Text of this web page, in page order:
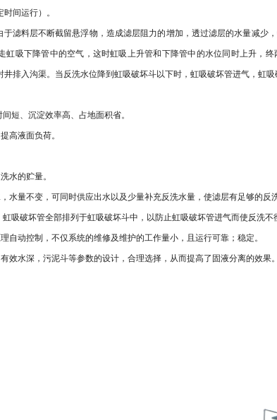
间运行）。
于滤料层不断截留悬浮物，造成滤层阻力的增加，透过滤层的水量减少
虹吸下降管中的空气，这时虹吸上升管和下降管中的水位同时上升，
排入沟渠。当反洗水位降到虹吸破坏斗以下时，虹吸破坏管进气，虹吸
短、沉淀效率高、占地面积省。
高液面负荷。
水的贮量。
水量不变，可同时供应出水以及少量补充反洗水量，使滤层有足够的反
吸破坏管全部排列于虹吸破坏斗中，以防止虹吸破坏管进气而使反洗不
自动控制，不仅系统的维修及维护的工作量小，且运行可靠；稳定。
效水深，污泥斗等参数的设计，合理选择，从而提高了固液分离的效果。